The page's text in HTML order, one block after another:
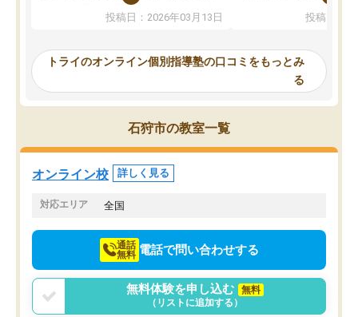
ないのは私たち講師の責任です」と言
ってくださり、確かに！と考えて、思
ったんですが、学生の先生から学ぶこ
み、徐々に成績が上がったらいいなと
思っていました。何が今足りないのか
を的確に指導いただき、子どももびっ
くりするほど楽しんでやる気を持って
塾を受けています。狙い通り、少しず
つ成績も上がり、苦手意識も無くなっ
てきたので、さらに苦手な数学も追加
でお願いしました。来年の高校受験に
投稿日：2026年03月13日
可能なので本当に助か
らないところをピンポイ
頂いて、とてもわかり
していました。一生を
スト、多少お金がかかっ
投稿日：
トライのオンライン個別指導塾の口コミをもっとみ
る
石狩市の教室一覧
オンライン校 詳しく見る
対応エリア 全国
通話
無料 電話で問い合わせする
無料体験を申し込む
無料
（リストに追加する）